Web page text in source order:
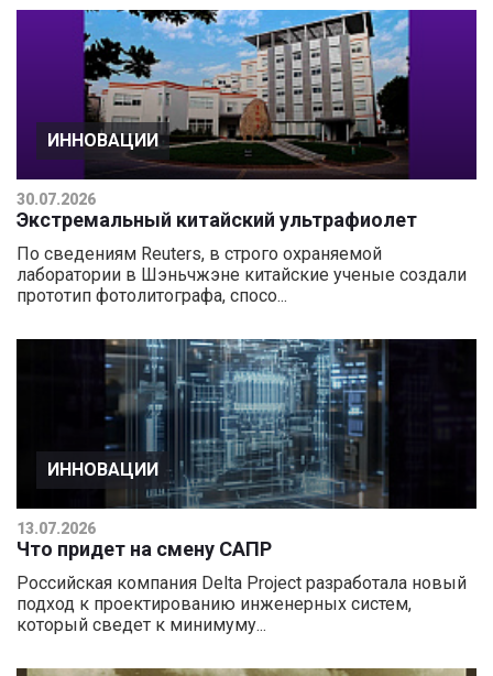
ИННОВАЦИИ
30.07.2026
Экстремальный китайский ультрафиолет
По сведениям Reuters, в строго охраняемой
лаборатории в Шэньчжэне китайские ученые создали
прототип фотолитографа, спосо...
ИННОВАЦИИ
13.07.2026
Что придет на смену САПР
Российская компания Delta Project разработала новый
подход к проектированию инженерных систем,
который сведет к минимуму...